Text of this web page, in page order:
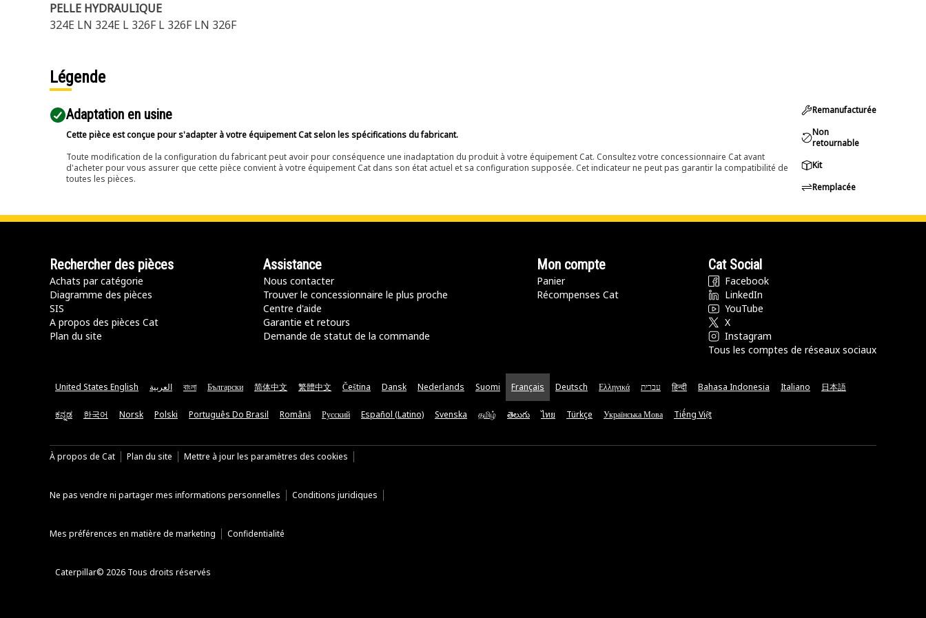
PELLE HYDRAULIQUE
324E LN 324E L 326F L 326F LN 326F
Légende
Adaptation en usine
Cette pièce est conçue pour s'adapter à votre équipement Cat selon les spécifications du fabricant.
Toute modification de la configuration du fabricant peut avoir pour conséquence une inadaptation du produit à votre équipement Cat. Consultez votre concessionnaire Cat avant
d'acheter pour vous assurer que cette pièce convient à votre équipement Cat dans son état actuel et sa configuration supposée. Cet indicateur ne peut pas garantir la compatibilité de
toutes les pièces.
Remanufacturée
Non
retournable
Kit
Remplacée
Rechercher des pièces
Achats par catégorie
Diagramme des pièces
SIS
A propos des pièces Cat
Plan du site
Assistance
Nous contacter
Trouver le concessionnaire le plus proche
Centre d'aide
Garantie et retours
Demande de statut de la commande
Mon compte
Panier
Récompenses Cat
Cat Social
Facebook
LinkedIn
YouTube
X
Instagram
Tous les comptes de réseaux sociaux
United States English العربية বাংলা Български 简体中文 繁體中文 Čeština Dansk Nederlands Suomi Français Deutsch Ελληνικά עברית हिन्दी Bahasa Indonesia Italiano 日本語
ಕನ್ನಡ 한국어 Norsk Polski Português Do Brasil Română Русский Español (Latino) Svenska தமிழ் తెలుగు ไทย Türkçe Українська Мова Tiếng Việt
À propos de Cat Plan du site Mettre à jour les paramètres des cookies
Ne pas vendre ni partager mes informations personnelles Conditions juridiques
Mes préférences en matière de marketing Confidentialité
Caterpillar© 2026 Tous droits réservés